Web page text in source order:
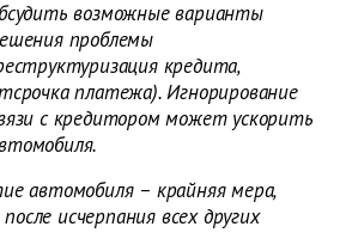
возможные варианты
проблемы
кредита,
платежа). Игнорирование
с кредитором может ускорить
автомобиля – крайняя мера,
исчерпания всех других